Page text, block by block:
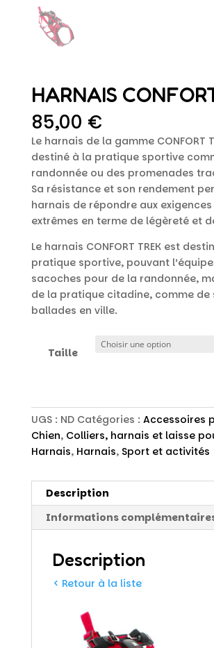
HARNAIS
85,00 €
Le harnais de la gamme CONFORT
destiné à la pratique sportive
randonnée ou des promenades
Sa résistance et son rendement
harnais de répondre aux
extrêmes en terme de légèreté et
Le harnais CONFORT TREK est
pratique sportive, pouvant
sacoches pour de la randonnée,
de la pratique citadine, comme de
ballades en ville.
Taille
UGS : ND Catégories : Accessoires
Chien, Colliers, harnais et laisse
Harnais, Harnais, Sport et activités
Description
Informations
Description
< Retour à la liste